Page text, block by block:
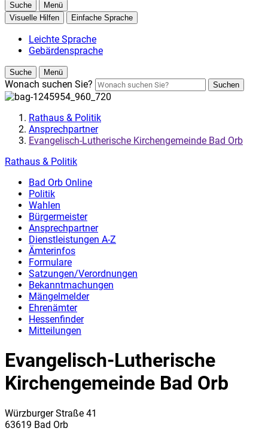
Suche
Menü
Visuelle Hilfen
Einfache Sprache
Leichte Sprache
Gebärdensprache
Suche Menü
Wonach suchen Sie? Suchen
Rathaus & Politik
Ansprechpartner
Evangelisch-Lutherische Kirchengemeinde Bad Orb
Rathaus & Politik
Bad Orb Online
Politik
Wahlen
Bürgermeister
Ansprechpartner
Dienstleistungen A-Z
Ämterinfos
Formulare
Satzungen/Verordnungen
Bekanntmachungen
Mängelmelder
Ehrenämter
Hessenfinder
Mitteilungen
Evangelisch-Lutherische
Kirchengemeinde Bad Orb
Würzburger Straße 41
63619 Bad Orb